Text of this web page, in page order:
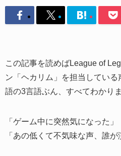
この記事を読めばLeague of
ン「ヘカリム」を担当してい
語の3言語ぶん、すべてわかりま
「ゲーム中に突然気になった」
「あの低くて不気味な声、誰が